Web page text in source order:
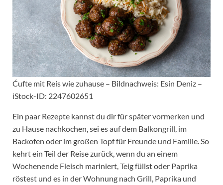
Ćufte mit Reis wie zuhause – Bildnachweis: Esin Deniz –
iStock-ID: 2247602651
Ein paar Rezepte kannst du dir für später vormerken und
zu Hause nachkochen, sei es auf dem Balkongrill, im
Backofen oder im großen Topf für Freunde und Familie. So
kehrt ein Teil der Reise zurück, wenn du an einem
Wochenende Fleisch mariniert, Teig füllst oder Paprika
röstest und es in der Wohnung nach Grill, Paprika und